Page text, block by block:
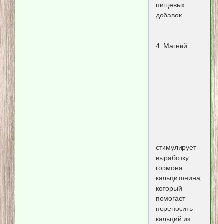
пищевых
добавок.
4. Магний
стимулирует
выработку
гормона
кальцитонина,
который
помогает
переносить
кальций из